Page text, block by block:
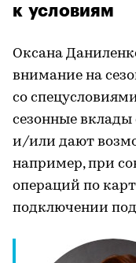
к условиям
Оксана
внимание на
со
сезонные
и/или дают
например, при
операций по
подключении